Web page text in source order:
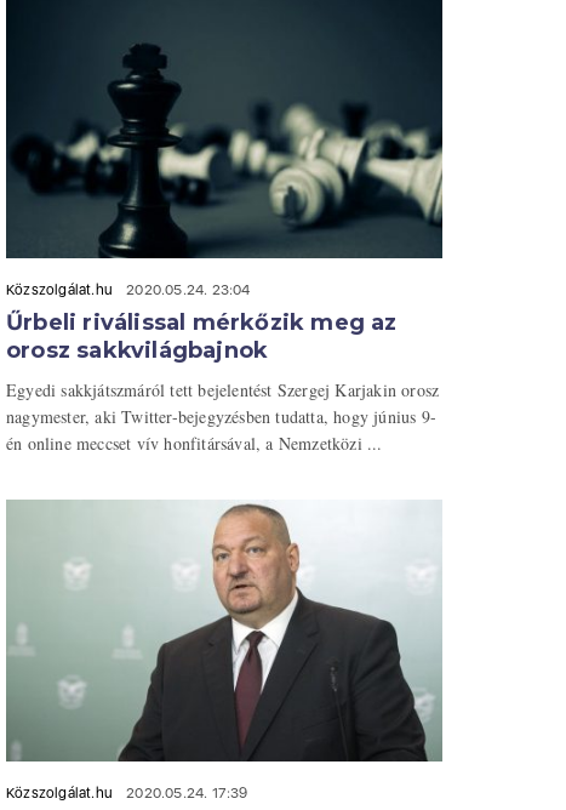
Közszolgálat.hu 2020.05.24. 23:04
Űrbeli riválissal mérkőzik meg az
orosz sakkvilágbajnok
Egyedi sakkjátszmáról tett bejelentést Szergej Karjakin orosz
nagymester, aki Twitter-bejegyzésben tudatta, hogy június 9-
én online meccset vív honfitársával, a Nemzetközi ...
Közszolgálat.hu 2020.05.24. 17:39